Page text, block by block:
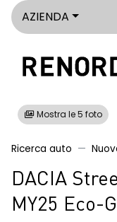
AZIENDA
Mostra le 5 foto
Ricerca auto
DACIA
MY25 Eco-